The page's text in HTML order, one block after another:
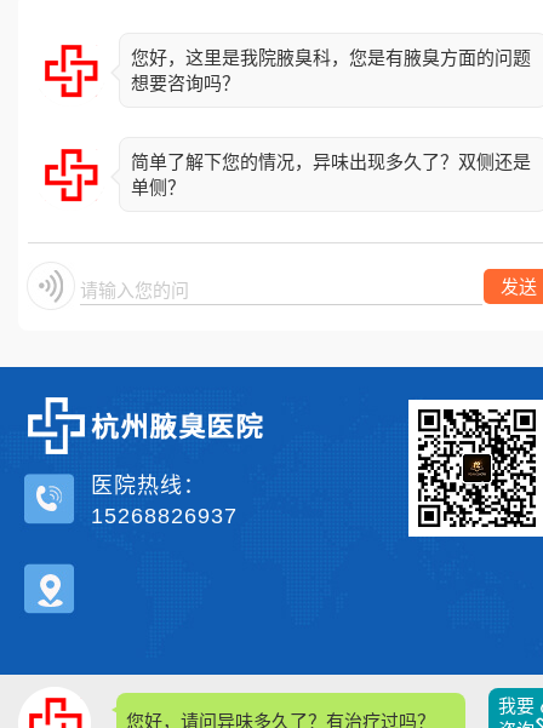
您好，这里是我院腋臭科，您是有腋臭方面的问题
想要咨询吗？
简单了解下您的情况，异味出现多久了？双侧还是
单侧？
请输入您的问题 发送
我要
医院热线：
15268826937